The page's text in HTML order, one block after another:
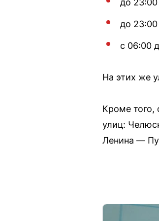
до
с 06:00
На этих же
Кроме того,
улиц:
Ленина —